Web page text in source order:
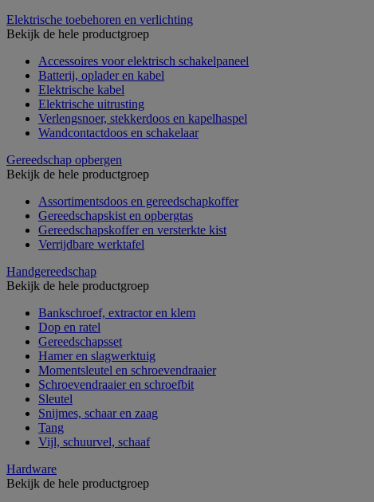
Elektrische toebehoren en verlichting
Bekijk de hele productgroep
Accessoires voor elektrisch schakelpaneel
Batterij, oplader en kabel
Elektrische kabel
Elektrische uitrusting
Verlengsnoer, stekkerdoos en kapelhaspel
Wandcontactdoos en schakelaar
Gereedschap opbergen
Bekijk de hele productgroep
Assortimentsdoos en gereedschapkoffer
Gereedschapskist en opbergtas
Gereedschapskoffer en versterkte kist
Verrijdbare werktafel
Handgereedschap
Bekijk de hele productgroep
Bankschroef, extractor en klem
Dop en ratel
Gereedschapsset
Hamer en slagwerktuig
Momentsleutel en schroevendraaier
Schroevendraaier en schroefbit
Sleutel
Snijmes, schaar en zaag
Tang
Vijl, schuurvel, schaaf
Hardware
Bekijk de hele productgroep